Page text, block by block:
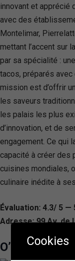
innovant et apprécié
avec des
Montelimar,
mettant l’accent sur
par sa spécialité :
tacos, préparés
mission est d’offrir
les saveurs
les palais les plus
d’innovation, et de
engagement. Ce qui
capacité à créer des
cuisines mondiales,
culinaire inédite à
Évaluation: 4.3/ 5 —
Adresse: 99 Av. de
O’TacosCookies